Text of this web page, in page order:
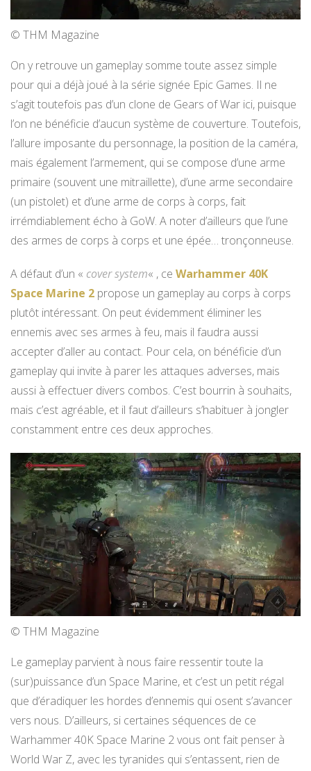
© THM Magazine
On y retrouve un gameplay somme toute assez simple
pour qui a déjà joué à la série signée Epic Games. Il ne
s’agit toutefois pas d’un clone de Gears of War ici, puisque
l’on ne bénéficie d’aucun système de couverture. Toutefois,
l’allure imposante du personnage, la position de la caméra,
mais également l’armement, qui se compose d’une arme
primaire (souvent une mitraillette), d’une arme secondaire
(un pistolet) et d’une arme de corps à corps, fait
irrémdiablement écho à GoW. A noter d’ailleurs que l’une
des armes de corps à corps et une épée… tronçonneuse.
A défaut d’un « cover system« , ce Warhammer 40K
Space Marine 2 propose un gameplay au corps à corps
plutôt intéressant. On peut évidemment éliminer les
ennemis avec ses armes à feu, mais il faudra aussi
accepter d’aller au contact. Pour cela, on bénéficie d’un
gameplay qui invite à parer les attaques adverses, mais
aussi à effectuer divers combos. C’est bourrin à souhaits,
mais c’est agréable, et il faut d’ailleurs s’habituer à jongler
constamment entre ces deux approches.
© THM Magazine
Le gameplay parvient à nous faire ressentir toute la
(sur)puissance d’un Space Marine, et c’est un petit régal
que d’éradiquer les hordes d’ennemis qui osent s’avancer
vers nous. D’ailleurs, si certaines séquences de ce
Warhammer 40K Space Marine 2 vous ont fait penser à
World War Z, avec les tyranides qui s’entassent, rien de